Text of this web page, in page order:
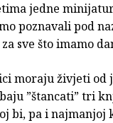
jedne
poznavali pod
sve što imamo
moraju živjeti
”štancati” tri
bi, pa i